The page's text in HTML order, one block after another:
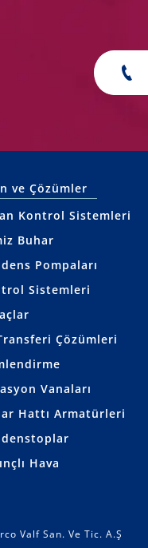
ve Çözümler
Kontrol Sistemleri
Buhar
Pompaları
Sistemleri
Çözümleri
Vanaları
Hattı Armatürleri
Hava
Valf San. Ve Tic. A.Ş